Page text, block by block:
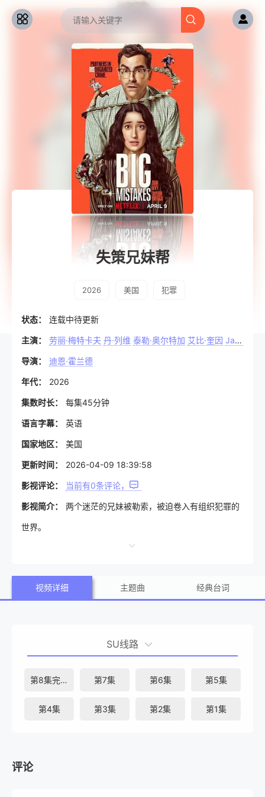
失策兄妹帮
2026 美国 犯罪
状态： 连载中待更新
主演： 劳丽·梅特卡夫 丹·列维 泰勒·奥尔特加 艾比·奎因 Jack
导演： 迪恩·霍兰德
年代： 2026
集数时长： 每集45分钟
语言字幕： 英语
国家地区： 美国
更新时间： 2026-04-09 18:39:58
影视评论： 当前有0条评论，
影视简介： 两个迷茫的兄妹被勒索，被迫卷入有组织犯罪的
世界。
视频详细 主题曲 经典台词
SU线路
第8集完结 第7集 第6集 第5集
第4集 第3集 第2集 第1集
评论